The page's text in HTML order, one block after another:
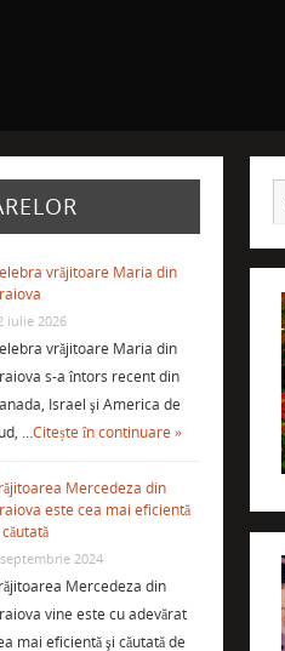
vrăjitoare Maria din
iulie 2026
vrăjitoare Maria din
s-a întors recent din
Israel şi America de
…Citește în continuare »
Mercedeza din
este cea mai eficientă
2024
Mercedeza din
vine este cu adevărat
mai eficientă şi căutată de